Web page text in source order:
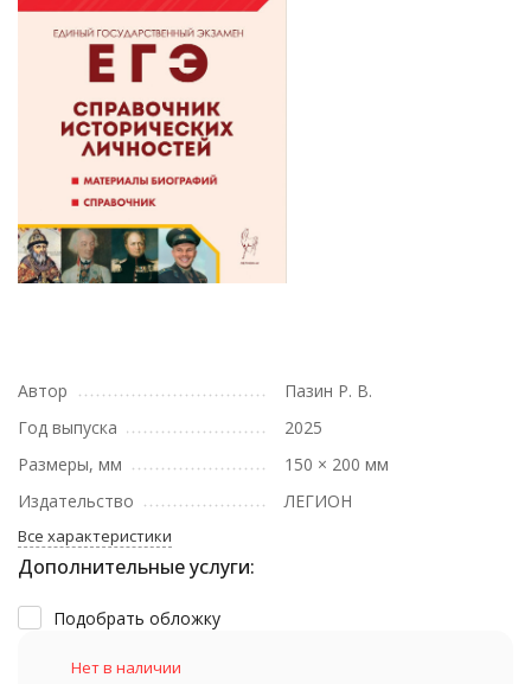
Автор
Пазин Р. В.
Год выпуска
2025
Размеры, мм
150 × 200 мм
Издательство
ЛЕГИОН
Все характеристики
Дополнительные услуги:
Подобрать обложку
Нет в наличии